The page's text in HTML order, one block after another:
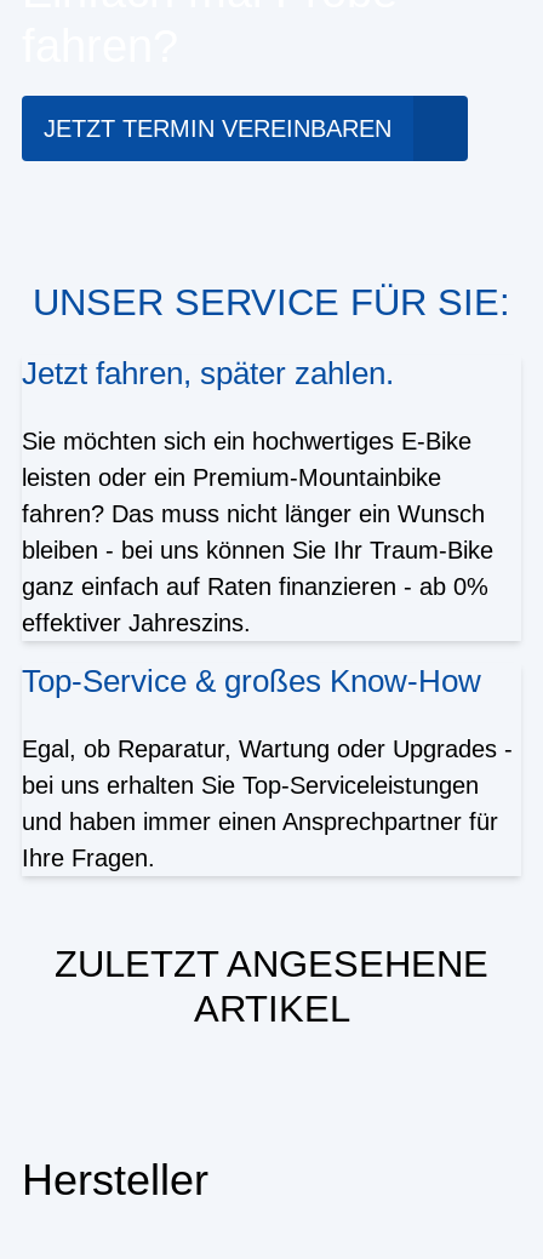
JETZT TERMIN VEREINBAREN
UNSER SERVICE FÜR SIE:
Jetzt fahren, später zahlen.
Sie möchten sich ein hochwertiges E-Bike
leisten oder ein Premium-Mountainbike
fahren? Das muss nicht länger ein Wunsch
bleiben - bei uns können Sie Ihr Traum-Bike
ganz einfach auf Raten finanzieren - ab 0%
effektiver Jahreszins.
Top-Service & großes Know-How
Egal, ob Reparatur, Wartung oder Upgrades -
bei uns erhalten Sie Top-Serviceleistungen
und haben immer einen Ansprechpartner für
Ihre Fragen.
ZULETZT ANGESEHENE
ARTIKEL
Hersteller